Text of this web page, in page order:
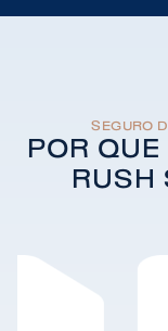
SEGURO
POR
RUSH